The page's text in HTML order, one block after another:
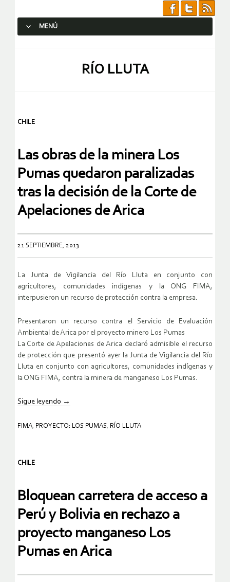
MENÚ
RÍO LLUTA
CHILE
Las obras de la minera Los
Pumas quedaron paralizadas
tras la decisión de la Corte de
Apelaciones de Arica
21 SEPTIEMBRE, 2013
La Junta de Vigilancia del Río Lluta en conjunto con
agricultores, comunidades indígenas y la ONG FIMA,
interpusieron un recurso de protección contra la empresa.
Presentaron un recurso contra el Servicio de Evaluación
Ambiental de Arica por el proyecto minero Los Pumas
La Corte de Apelaciones de Arica declaró admisible el recurso
de protección que presentó ayer la Junta de Vigilancia del Río
Lluta en conjunto con agricultores, comunidades indígenas y
la ONG FIMA, contra la minera de manganeso Los Pumas.
Sigue leyendo →
FIMA, PROYECTO: LOS PUMAS, RÍO LLUTA
CHILE
Bloquean carretera de acceso a
Perú y Bolivia en rechazo a
proyecto manganeso Los
Pumas en Arica